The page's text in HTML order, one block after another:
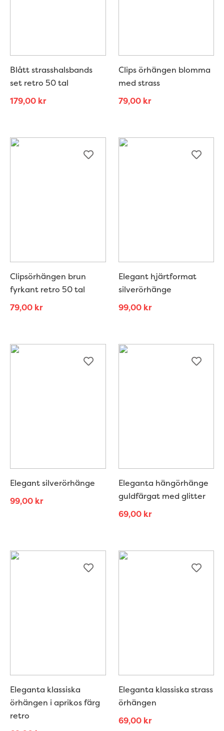
Blått strasshalsbands
set retro 50 tal
179,00 kr
Clips örhängen blomma
med strass
79,00 kr
Clipsörhängen brun
fyrkant retro 50 tal
79,00 kr
Elegant hjärtformat
silverörhänge
99,00 kr
Elegant silverörhänge
99,00 kr
Eleganta hängörhänge
guldfärgat med glitter
69,00 kr
Eleganta klassiska
örhängen i aprikos färg
retro
Eleganta klassiska strass
örhängen
69,00 kr